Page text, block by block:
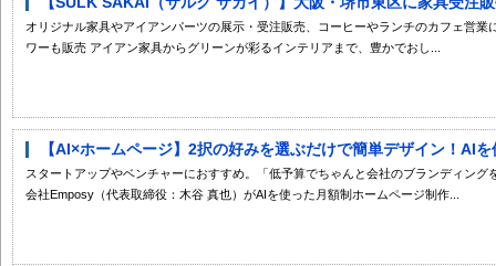
オリジナル家具やアイアンパーツの展示・受注販売、コーヒーやランチのカフェ営
ワーも販売 アイアン家具からグリーンが彩るインテリアまで、豊かでおし...
【AI×ホームページ】2択の好みを選ぶだけで簡単デザイン！AI
スタートアップやベンチャーにおすすめ。「低予算でちゃんと会社のブランディン
会社Emposy（代表取締役：木谷 真也）がAIを使った月額制ホームページ制作...